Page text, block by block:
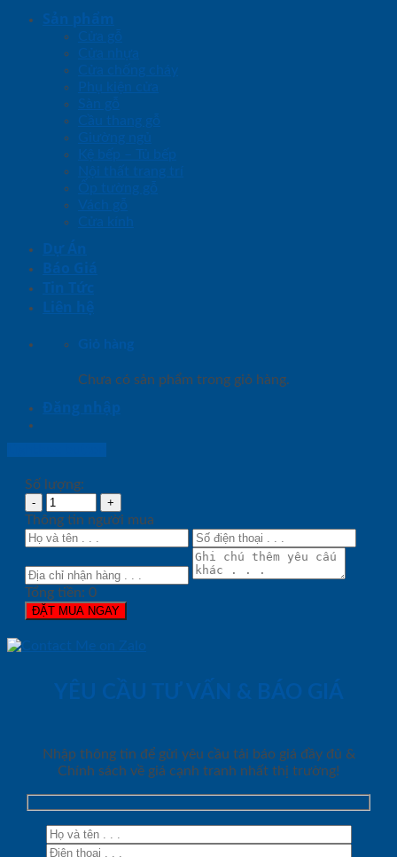
Sản phẩm
Cửa gỗ
Cửa nhựa
Cửa chống cháy
Phụ kiện cửa
Sàn gỗ
Cầu thang gỗ
Giường ngủ
Kệ bếp – Tủ bếp
Nội thất trang trí
Ốp tường gỗ
Vách gỗ
Cửa kính
Dự Án
Báo Giá
Tin Tức
Liên hệ
Giỏ hàng
Chưa có sản phẩm trong giỏ hàng.
Đăng nhập
Số lượng:
Thông tin người mua
Tổng tiền: 0
ĐẶT MUA NGAY
YÊU CẦU TƯ VẤN & BÁO GIÁ
Nhập thông tin để gửi yêu cầu tải báo giá đầy đủ &
Chính sách về giá cạnh tranh nhất thị trường!